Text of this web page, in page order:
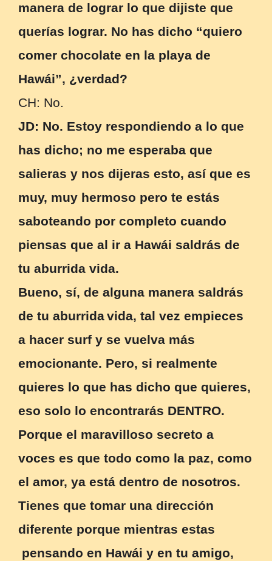
manera de lograr lo que dijiste que
querías lograr. No has dicho “quiero
comer chocolate en la playa de
Hawái”, ¿verdad?
CH: No.
JD: No. Estoy respondiendo a lo que
has dicho; no me esperaba que
salieras y nos dijeras esto, así que es
muy, muy hermoso pero te estás
saboteando por completo cuando
piensas que al ir a Hawái saldrás de
tu aburrida vida.
Bueno, sí, de alguna manera saldrás
de tu aburridavida, tal vez empieces
a hacer surf y se vuelva más
emocionante. Pero, si realmente
quieres lo que has dicho que quieres,
eso solo lo encontrarás DENTRO.
Porque el maravilloso secreto a
voces es que todo como la paz, como
el amor, ya está dentro de nosotros.
Tienes que tomar una dirección
diferente porque mientras estas
pensando en Hawái y en tu amigo,